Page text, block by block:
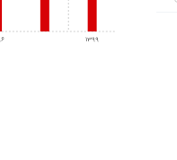
1399